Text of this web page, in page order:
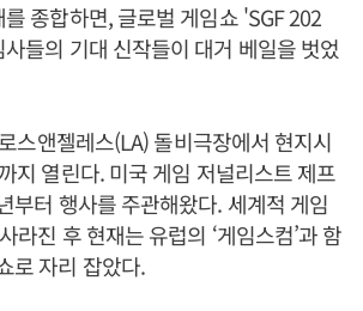
종합하면, 글로벌 게임쇼 'SGF 202
들의 기대 신작들이 대거 베일을 벗었
스앤젤레스(LA) 돌비극장에서 현지시
지 열린다. 미국 게임 저널리스트 제프
부터 행사를 주관해왔다. 세계적 게임
라진 후 현재는 유럽의 ‘게임스컴’과 함
로 자리 잡았다.